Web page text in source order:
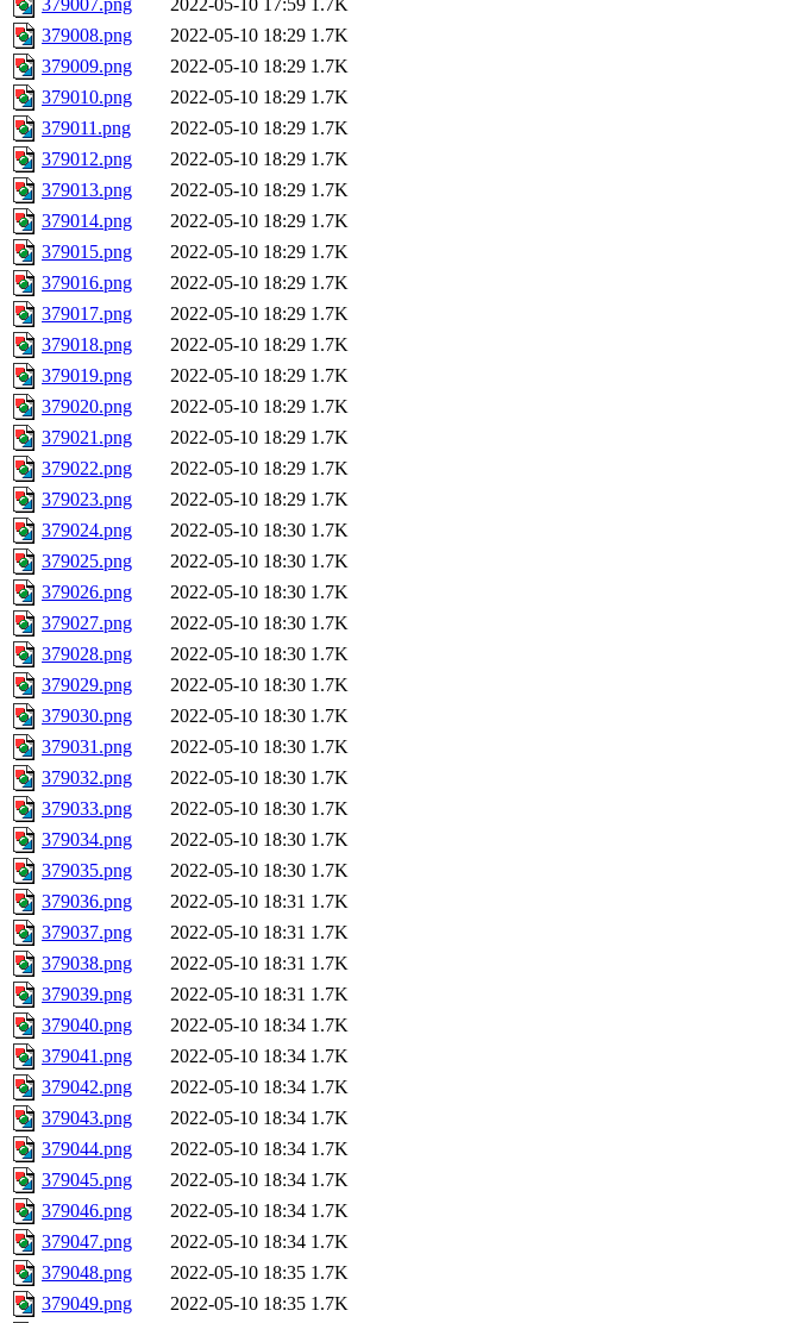
379007.png
2022-05-10 17:59 1.7K
379008.png
2022-05-10 18:29 1.7K
379009.png
2022-05-10 18:29 1.7K
379010.png
2022-05-10 18:29 1.7K
379011.png
2022-05-10 18:29 1.7K
379012.png
2022-05-10 18:29 1.7K
379013.png
2022-05-10 18:29 1.7K
379014.png
2022-05-10 18:29 1.7K
379015.png
2022-05-10 18:29 1.7K
379016.png
2022-05-10 18:29 1.7K
379017.png
2022-05-10 18:29 1.7K
379018.png
2022-05-10 18:29 1.7K
379019.png
2022-05-10 18:29 1.7K
379020.png
2022-05-10 18:29 1.7K
379021.png
2022-05-10 18:29 1.7K
379022.png
2022-05-10 18:29 1.7K
379023.png
2022-05-10 18:29 1.7K
379024.png
2022-05-10 18:30 1.7K
379025.png
2022-05-10 18:30 1.7K
379026.png
2022-05-10 18:30 1.7K
379027.png
2022-05-10 18:30 1.7K
379028.png
2022-05-10 18:30 1.7K
379029.png
2022-05-10 18:30 1.7K
379030.png
2022-05-10 18:30 1.7K
379031.png
2022-05-10 18:30 1.7K
379032.png
2022-05-10 18:30 1.7K
379033.png
2022-05-10 18:30 1.7K
379034.png
2022-05-10 18:30 1.7K
379035.png
2022-05-10 18:30 1.7K
379036.png
2022-05-10 18:31 1.7K
379037.png
2022-05-10 18:31 1.7K
379038.png
2022-05-10 18:31 1.7K
379039.png
2022-05-10 18:31 1.7K
379040.png
2022-05-10 18:34 1.7K
379041.png
2022-05-10 18:34 1.7K
379042.png
2022-05-10 18:34 1.7K
379043.png
2022-05-10 18:34 1.7K
379044.png
2022-05-10 18:34 1.7K
379045.png
2022-05-10 18:34 1.7K
379046.png
2022-05-10 18:34 1.7K
379047.png
2022-05-10 18:34 1.7K
379048.png
2022-05-10 18:35 1.7K
379049.png
2022-05-10 18:35 1.7K